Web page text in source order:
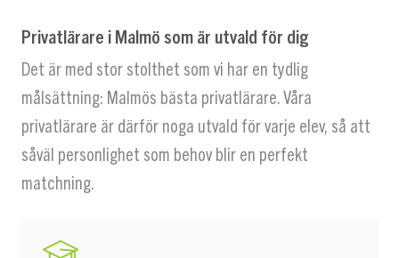
Privatlärare i Malmö som är utvald för dig
Det är med stor stolthet som vi har en tydlig
målsättning: Malmös bästa privatlärare. Våra
privatlärare är därför noga utvald för varje elev, så att
såväl personlighet som behov blir en perfekt
matchning.